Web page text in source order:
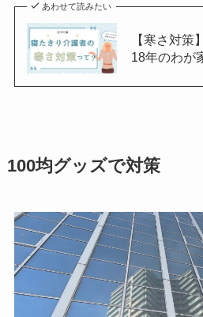
あわせて読みたい
【寒さ対策
18年のわが
100均グッズで対策